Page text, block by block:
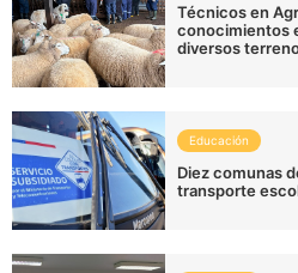
Técnicos en
conocimientos
diversos
Educación
Diez comunas
transporte